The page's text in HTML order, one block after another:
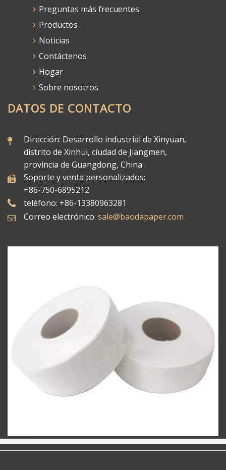
Preguntas más frecuentes
Productos
Noticias
Contáctenos
Hogar
Sobre nosotros
DATOS DE CONTACTO
Dirección: Desarrollo industrial de Xinyuan,
distrito de Xinhui, ciudad de Jiangmen,
provincia de Guangdong, China
Soporte y venta personalizados:
+86-750-6895212
teléfono: +86-13380963281
Correo electrónico: sale@baodapaper.com​​​​​​​